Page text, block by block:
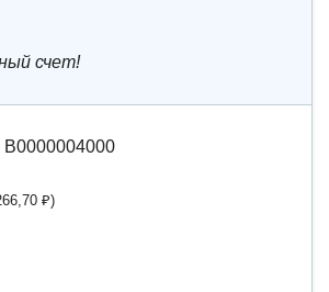
счет!
В0000004000
₽)